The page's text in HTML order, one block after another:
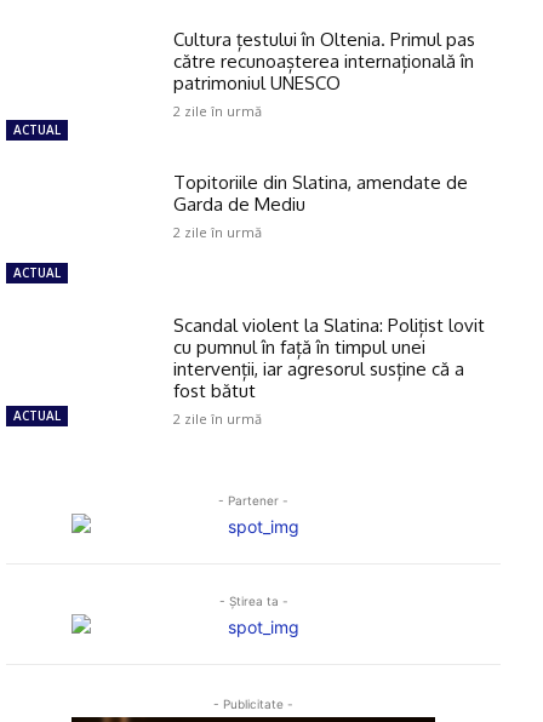
ACTUAL
Cultura țestului în Oltenia. Primul pas
către recunoașterea internațională în
patrimoniul UNESCO
2 zile în urmă
ACTUAL
Topitoriile din Slatina, amendate de
Garda de Mediu
2 zile în urmă
ACTUAL
Scandal violent la Slatina: Polițist lovit
cu pumnul în față în timpul unei
intervenții, iar agresorul susține că a
fost bătut
2 zile în urmă
- Partener -
- Ştirea ta -
- Publicitate -